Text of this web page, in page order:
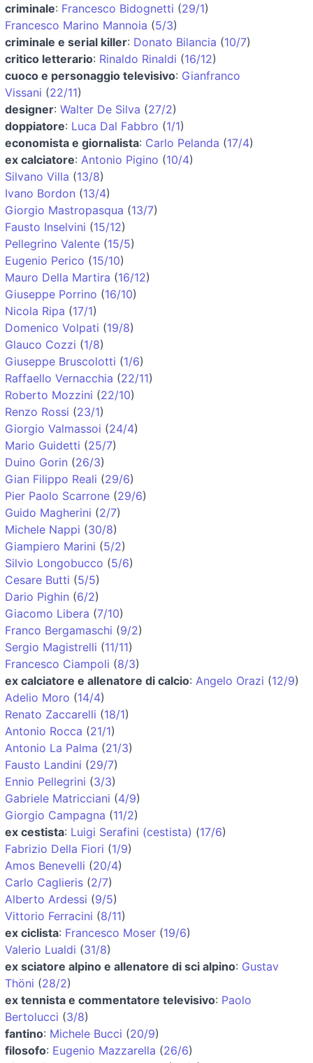
criminale: Francesco Bidognetti (29/1)
Francesco Marino Mannoia (5/3)
criminale e serial killer: Donato Bilancia (10/7)
critico letterario: Rinaldo Rinaldi (16/12)
cuoco e personaggio televisivo: Gianfranco
Vissani (22/11)
designer: Walter De Silva (27/2)
doppiatore: Luca Dal Fabbro (1/1)
economista e giornalista: Carlo Pelanda (17/4)
ex calciatore: Antonio Pigino (10/4)
Silvano Villa (13/8)
Ivano Bordon (13/4)
Giorgio Mastropasqua (13/7)
Fausto Inselvini (15/12)
Pellegrino Valente (15/5)
Eugenio Perico (15/10)
Mauro Della Martira (16/12)
Giuseppe Porrino (16/10)
Nicola Ripa (17/1)
Domenico Volpati (19/8)
Glauco Cozzi (1/8)
Giuseppe Bruscolotti (1/6)
Raffaello Vernacchia (22/11)
Roberto Mozzini (22/10)
Renzo Rossi (23/1)
Giorgio Valmassoi (24/4)
Mario Guidetti (25/7)
Duino Gorin (26/3)
Gian Filippo Reali (29/6)
Pier Paolo Scarrone (29/6)
Guido Magherini (2/7)
Michele Nappi (30/8)
Giampiero Marini (5/2)
Silvio Longobucco (5/6)
Cesare Butti (5/5)
Dario Pighin (6/2)
Giacomo Libera (7/10)
Franco Bergamaschi (9/2)
Sergio Magistrelli (11/11)
Francesco Ciampoli (8/3)
ex calciatore e allenatore di calcio: Angelo Orazi (12/9)
Adelio Moro (14/4)
Renato Zaccarelli (18/1)
Antonio Rocca (21/1)
Antonio La Palma (21/3)
Fausto Landini (29/7)
Ennio Pellegrini (3/3)
Gabriele Matricciani (4/9)
Giorgio Campagna (11/2)
ex cestista: Luigi Serafini (cestista) (17/6)
Fabrizio Della Fiori (1/9)
Amos Benevelli (20/4)
Carlo Caglieris (2/7)
Alberto Ardessi (9/5)
Vittorio Ferracini (8/11)
ex ciclista: Francesco Moser (19/6)
Valerio Lualdi (31/8)
ex sciatore alpino e allenatore di sci alpino: Gustav
Thöni (28/2)
ex tennista e commentatore televisivo: Paolo
Bertolucci (3/8)
fantino: Michele Bucci (20/9)
filosofo: Eugenio Mazzarella (26/6)